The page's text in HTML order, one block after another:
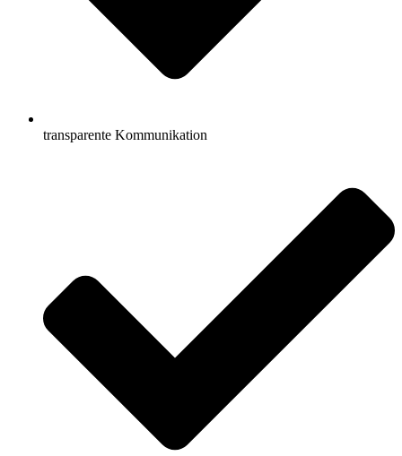
transparente Kommunikation